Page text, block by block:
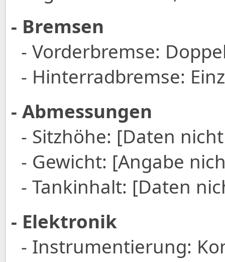
- Bremsen
- Vorderbremse:
- Hinterradbremse:
- Abmessungen
- Sitzhöhe: [Daten
- Gewicht: [Angabe
- Tankinhalt: [Daten
- Elektronik
- Instrumentierung: